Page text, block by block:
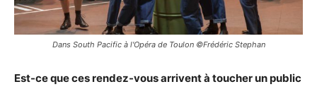
Dans South Pacificà l'Opéra de Toulon ©Frédéric Stephan
Est-ce que ces rendez-vous arrivent à toucher un public